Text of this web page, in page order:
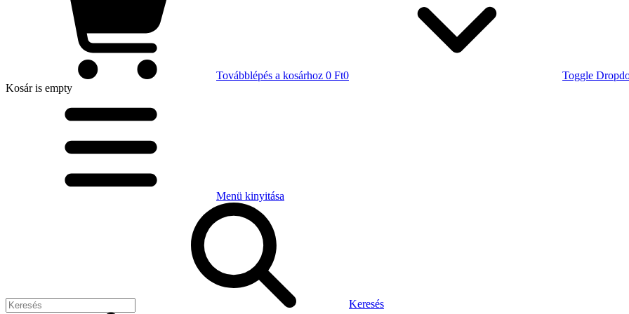
Továbblépés a kosárhoz 0 Ft0
Toggle
Kosáris empty
Menü kinyitása
Keresés